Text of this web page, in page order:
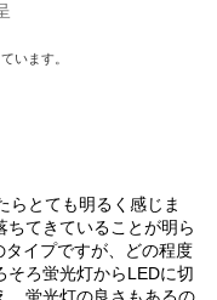
います。
らとても明るく感じま
てきていることが明ら
イプですが、どの程度
そろ蛍光灯からLEDに切